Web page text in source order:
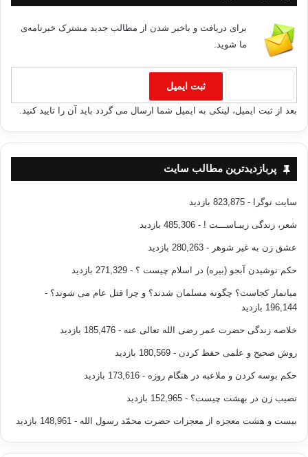
برای دریافت و باخبر شدن از مطالب جدید مشترک خبرنامه‌ی
ما شوید.
بعد از ثبت ایمیل، لینکی به ایمیل شما ارسال می گردد باید آن را تایید کنید.
پربازدیدترین مطالب سایت
سایت نوگرا - 823,875 بازدید
شعر، زندگی زیبـاســـت ! - 485,306 بازدید
عشق زن به غیر شوهر - 280,263 بازدید
حکم نوشیدن آبجو (بیره) در اسلام چیست ؟ - 271,329 بازدید
میانمار کجاست؟ چگونه مسلمان شدند؟ و چرا قتل عام می شوند؟ -
196,144 بازدید
خلاصه زندگی حضرت عمر رضی الله تعالی عنه - 185,476 بازدید
روش صحیح و علمی حفظ کردن - 180,569 بازدید
حکم بوسه کردن و ملاعبه در هنگام روزه - 173,616 بازدید
نصیب زن در بهشت چیست؟ - 152,965 بازدید
بیست و هشت معجزه از معجزات حضرت محمّد رسول الله - 148,961 بازدید